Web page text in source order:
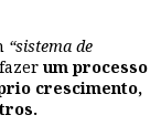
“sistema de
um processo
crescimento,